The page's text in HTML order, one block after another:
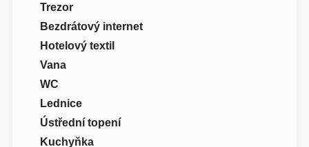
Trezor
Bezdrátový internet
Hotelový textil
Vana
WC
Lednice
Ústřední topení
Kuchyňka